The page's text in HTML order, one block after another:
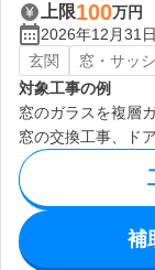
上限100万円
2026年12月31
玄関
窓・サッシ
対象工事の例
窓のガラスを複層
窓の交換工事、ド
補